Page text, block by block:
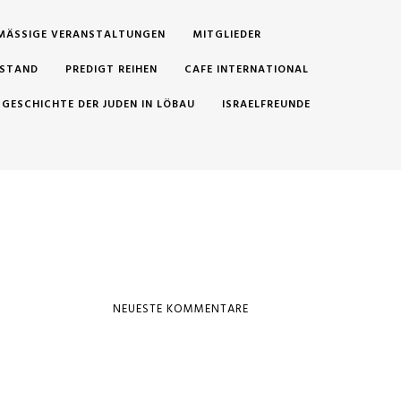
VERANSTALTUNGEN
MITGLIEDER
PREDIGT REIHEN
CAFE INTERNATIONAL
DER JUDEN IN LÖBAU
ISRAELFREUNDE
NEUESTE KOMMENTARE